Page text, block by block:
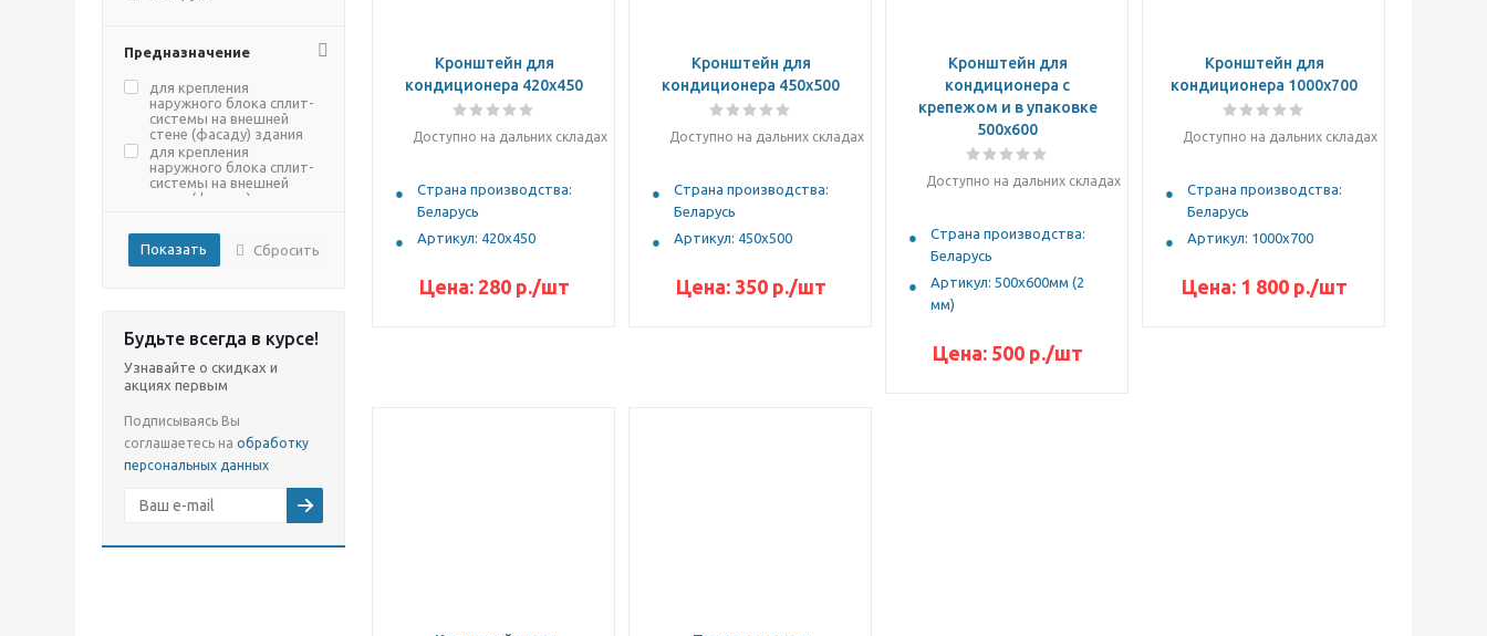
Предназначение
для крепления
наружного блока сплит-
системы на внешней
стене (фасаду) здания
для крепления
наружного блока сплит-
системы на внешней
стене (фасаду) здания
креплении наружного
блока сплит-системы на
крыше здания
Сбросить
Будьте всегда в курсе!
Узнавайте о скидках и
акциях первым
Подписываясь Вы
соглашаетесь на обработку
персональных данных
Кронштейн для
кондиционера 420х450
Доступно на дальних складах
Страна производства:
Беларусь
Артикул: 420х450
Цена: 280р./шт
Кронштейн для
кондиционера 450х500
Доступно на дальних складах
Страна производства:
Беларусь
Артикул: 450х500
Цена: 350р./шт
Кронштейн для
кондиционера с
крепежом и в упаковке
500х600
Доступно на дальних складах
Страна производства:
Беларусь
Артикул: 500х600мм (2
мм)
Цена: 500р./шт
Кронштейн для
кондиционера 1000х700
Доступно на дальних складах
Страна производства:
Беларусь
Артикул: 1000х700
Цена: 1 800р./шт